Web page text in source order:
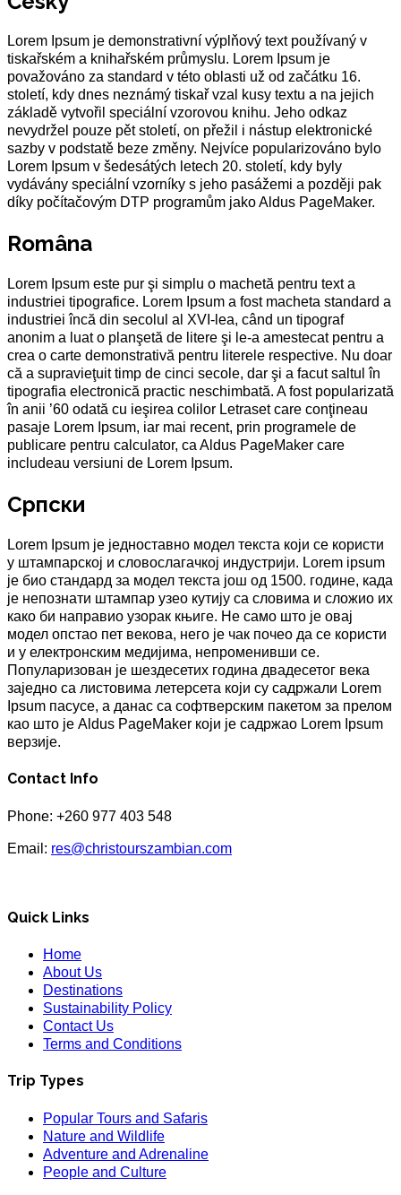
Lorem Ipsum je demonstrativní výplňový text používaný v
tiskařském a knihařském průmyslu. Lorem Ipsum je
považováno za standard v této oblasti už od začátku 16.
století, kdy dnes neznámý tiskař vzal kusy textu a na jejich
základě vytvořil speciální vzorovou knihu. Jeho odkaz
nevydržel pouze pět století, on přežil i nástup elektronické
sazby v podstatě beze změny. Nejvíce popularizováno bylo
Lorem Ipsum v šedesátých letech 20. století, kdy byly
vydávány speciální vzorníky s jeho pasážemi a později pak
díky počítačovým DTP programům jako Aldus PageMaker.
Româna
Lorem Ipsum este pur şi simplu o machetă pentru text a
industriei tipografice. Lorem Ipsum a fost macheta standard a
industriei încă din secolul al XVI-lea, când un tipograf
anonim a luat o planşetă de litere şi le-a amestecat pentru a
crea o carte demonstrativă pentru literele respective. Nu doar
că a supravieţuit timp de cinci secole, dar şi a facut saltul în
tipografia electronică practic neschimbată. A fost popularizată
în anii ’60 odată cu ieşirea colilor Letraset care conţineau
pasaje Lorem Ipsum, iar mai recent, prin programele de
publicare pentru calculator, ca Aldus PageMaker care
includeau versiuni de Lorem Ipsum.
Српски
Lorem Ipsum је једноставно модел текста који се користи
у штампарској и словослагачкој индустрији. Lorem ipsum
је био стандард за модел текста још од 1500. године, када
је непознати штампар узео кутију са словима и сложио их
како би направио узорак књиге. Не само што је овај
модел опстао пет векова, него је чак почео да се користи
и у електронским медијима, непроменивши се.
Популаризован је шездесетих година двадесетог века
заједно са листовима летерсета који су садржали Lorem
Ipsum пасусе, а данас са софтверским пакетом за прелом
као што је Aldus PageMaker који је садржао Lorem Ipsum
верзије.
Contact Info
Phone: +260 977 403 548
Email: res@christourszambian.com
Quick Links
Home
About Us
Destinations
Sustainability Policy
Contact Us
Terms and Conditions
Trip Types
Popular Tours and Safaris
Nature and Wildlife
Adventure and Adrenaline
People and Culture